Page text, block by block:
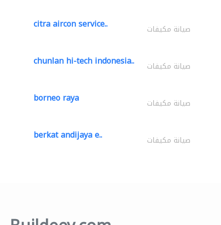
citra aircon service.. صيانة مكيفات
chunlan hi-tech indonesia.. صيانة مكيفات
borneo raya صيانة مكيفات
berkat andijaya e.. صيانة مكيفات